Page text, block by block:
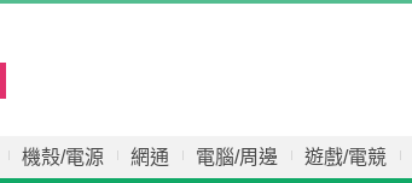
機殼/電源 網通 電腦/周邊 遊戲/電競